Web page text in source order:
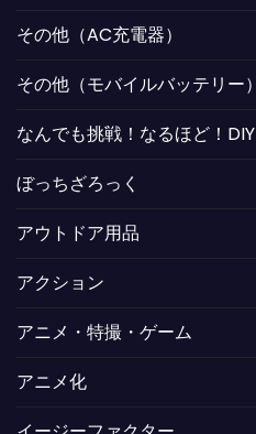
その他（AC充電器）
その他（モバイルバッテリー）
なんでも挑戦！なるほど！DIY
ぼっちざろっく
アウトドア用品
アクション
アニメ・特撮・ゲーム
アニメ化